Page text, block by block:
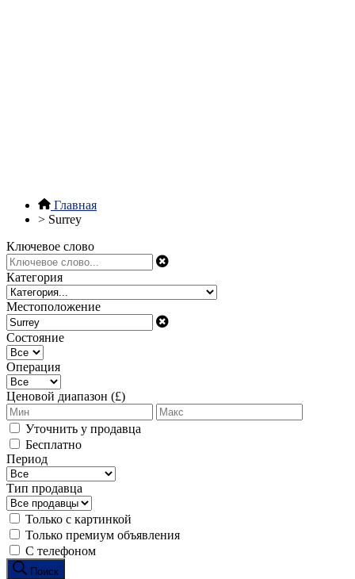
Главная
> Surrey
Ключевое слово
Категория
Местоположение
Состояние
Операция
Ценовой диапазон (£)
Уточнить у продавца
Бесплатно
Период
Тип продавца
Только с картинкой
Только премиум объявления
С телефоном
Поиск